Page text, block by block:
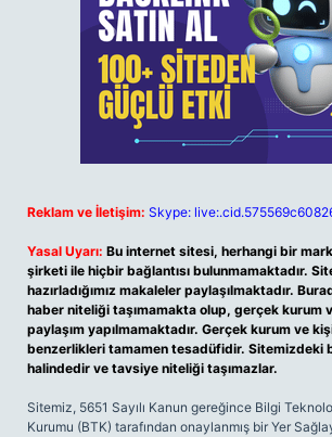
Reklam ve İletişim: Skype:
Yasal Uyarı: Bu internet sitesi, herhangi bir
şirketi ile hiçbir bağlantısı bulunmamaktadır.
hazırladığımız makaleler paylaşılmaktadır.
haber niteliği taşımamakta olup, gerçek kurum
paylaşım yapılmamaktadır. Gerçek kurum ve
benzerlikleri tamamen tesadüfidir. Sitemizdeki
halindedir ve tavsiye niteliği taşımazlar.
Sitemiz, 5651 Sayılı Kanun gereğince Bilgi
Kurumu (BTK) tarafından onaylanmış bir Yer